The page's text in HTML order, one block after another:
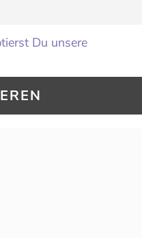
Du unsere